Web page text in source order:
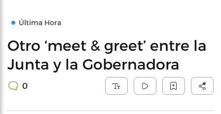
Última Hora
Otro ‘meet & greet’ entre la
Junta y la Gobernadora
0